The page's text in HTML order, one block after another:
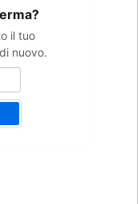
il tuo
nuovo.